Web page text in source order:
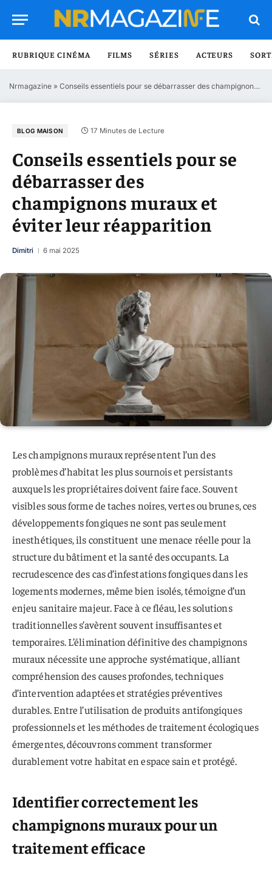
RUBRIQUE CINÉMA FILMS SÉRIES ACTEURS
Nrmagazine » Conseils essentiels pour se débarrasser des champignons muraux et éviter leur réapparition
BLOG MAISON 17 Minutes de Lecture
Conseils essentiels pour se
débarrasser des
champignons muraux et
éviter leur réapparition
Dimitri 6 mai 2025
Les champignons muraux représentent l’un des
problèmes d’habitat les plus sournois et persistants
auxquels les propriétaires doivent faire face. Souvent
visibles sous forme de taches noires, vertes ou brunes, ces
développements fongiques ne sont pas seulement
inesthétiques, ils constituent une menace réelle pour la
structure du bâtiment et la santé des occupants. La
recrudescence des cas d’infestations fongiques dans les
logements modernes, même bien isolés, témoigne d’un
enjeu sanitaire majeur. Face à ce fléau, les solutions
traditionnelles s’avèrent souvent insuffisantes et
temporaires. L’élimination définitive des champignons
muraux nécessite une approche systématique, alliant
compréhension des causes profondes, techniques
d’intervention adaptées et stratégies préventives
durables. Entre l’utilisation de produits antifongiques
professionnels et les méthodes de traitement écologiques
émergentes, découvrons comment transformer
durablement votre habitat en espace sain et protégé.
Identifier correctement les
champignons muraux pour un
traitement efficace